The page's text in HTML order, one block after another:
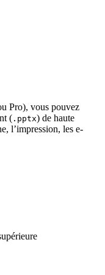
Pro), vous pouvez
( .pptx) de haute
l’impression, les e-